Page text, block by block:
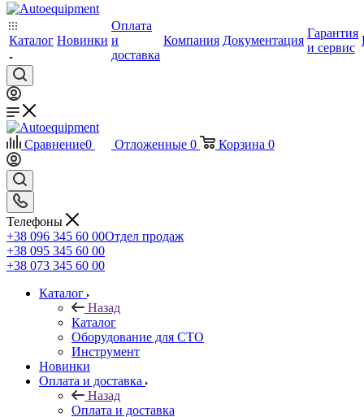
Каталог Новинки
Оплата
и
доставка
Компания Документация
Гарантия
и сервис
Сравнение0 Отложенные 0 Корзина 0
Телефоны
+38 096 345 60 00Отдел продаж
+38 095 345 60 00
+38 073 345 60 00
Каталог
Назад
Каталог
Оборудование для СТО
Инструмент
Новинки
Оплата и доставка
Назад
Оплата и доставка